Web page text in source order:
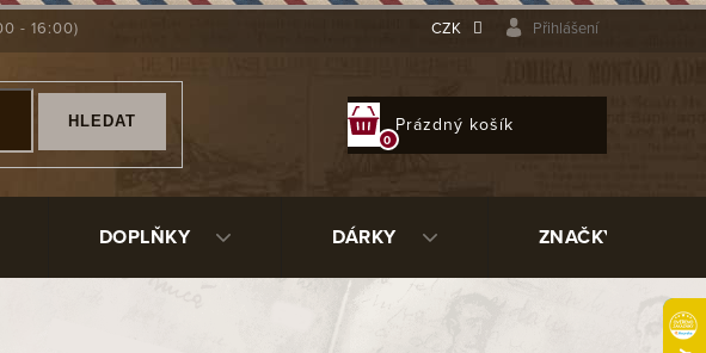
CZK Přihlášení
HLEDAT
KOŠÍK
Prázdný košík
DOPLŇKY DÁRKY ZNAČKY